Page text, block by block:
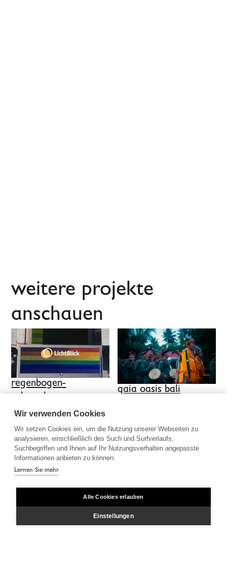
weitere projekte
anschauen
regenbogen­
solaranlage
konzeptfilm schnitt
gaia oasis bali
filmschnitt
Wir verwenden Cookies
Wir setzen Cookies ein, um die Nutzung unserer Webseiten zu
analysieren, einschließlich des Such und Surfverlaufs,
Suchbegriffen und Ihnen auf Ihr Nutzungsverhalten angepasste
Informationen anbieten zu können.
Lernen Sie mehr
Alle Cookies erlauben
Einstellungen